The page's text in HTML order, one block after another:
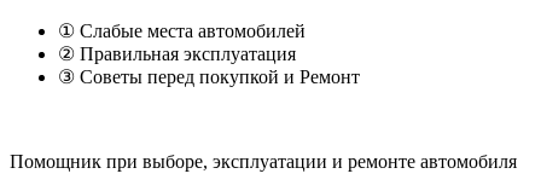
① Слабые места автомобилей
② Правильная эксплуатация
③ Советы перед покупкой и Ремонт
Помощник при выборе, эксплуатации и ремонте автомобиля